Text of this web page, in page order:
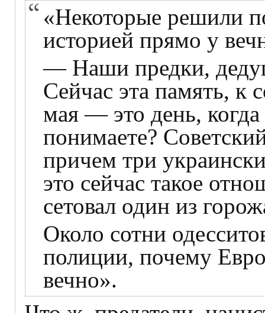
«Некоторые решили
историей прямо у
— Наши предки,
Сейчас эта память, к
мая — это день,
понимаете?
причем три
это сейчас такое
сетовал один из
Около сотни
полиции, почему
вечно».